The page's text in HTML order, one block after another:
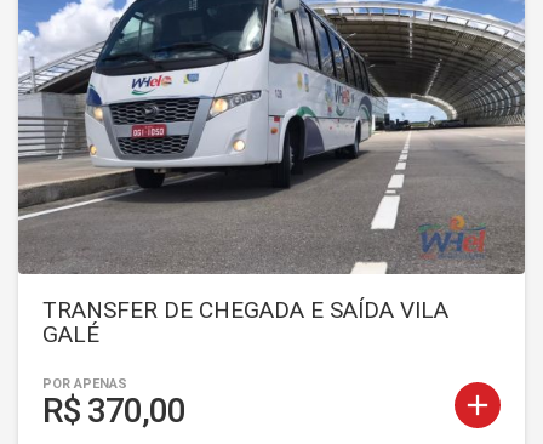
add
TRANSFER DE CHEGADA E SAÍDA VILA
GALÉ
POR APENAS
R$ 370,00